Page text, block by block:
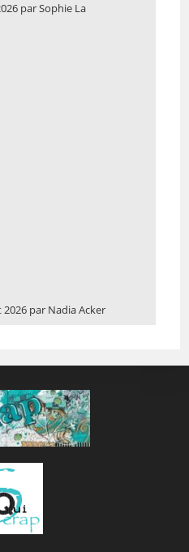
par Sophie La
par Nadia Acker